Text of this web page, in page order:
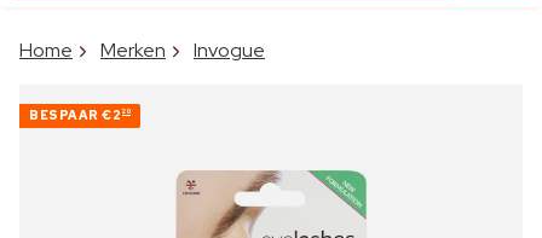
ITEM TOEGEVOEGD AAN
Vaak samen gekocht met
Home Merken Invogue
BESPAAR €2 20